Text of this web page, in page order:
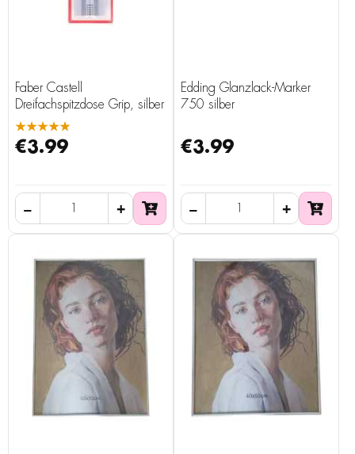
Faber Castell
Dreifachspitzdose Grip, silber
★★★★★
€3.99
Edding Glanzlack-Marker
750 silber
€3.99